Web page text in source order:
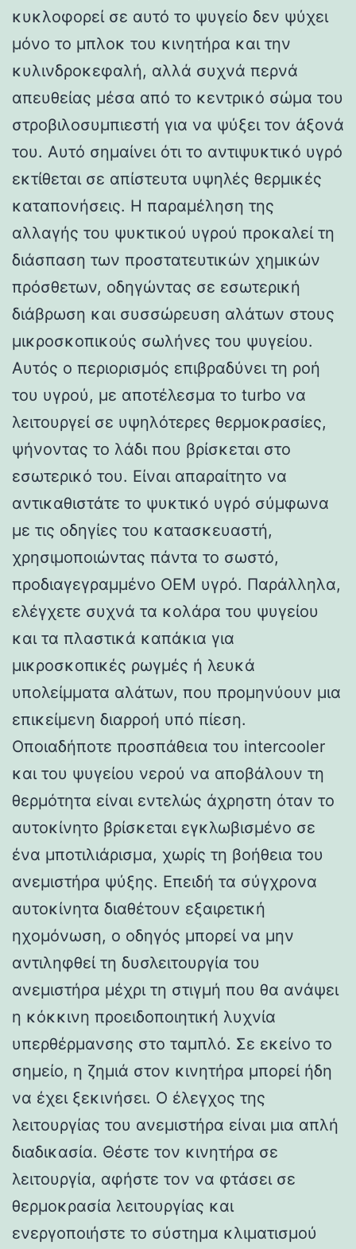
κυκλοφορεί σε αυτό το ψυγείο δεν ψύχει
μόνο το μπλοκ του κινητήρα και την
κυλινδροκεφαλή, αλλά συχνά περνά
απευθείας μέσα από το κεντρικό σώμα του
στροβιλοσυμπιεστή για να ψύξει τον άξονά
του. Αυτό σημαίνει ότι το αντιψυκτικό υγρό
εκτίθεται σε απίστευτα υψηλές θερμικές
καταπονήσεις. Η παραμέληση της
αλλαγής του ψυκτικού υγρού προκαλεί τη
διάσπαση των προστατευτικών χημικών
πρόσθετων, οδηγώντας σε εσωτερική
διάβρωση και συσσώρευση αλάτων στους
μικροσκοπικούς σωλήνες του ψυγείου.
Αυτός ο περιορισμός επιβραδύνει τη ροή
του υγρού, με αποτέλεσμα το turbo να
λειτουργεί σε υψηλότερες θερμοκρασίες,
ψήνοντας το λάδι που βρίσκεται στο
εσωτερικό του. Είναι απαραίτητο να
αντικαθιστάτε το ψυκτικό υγρό σύμφωνα
με τις οδηγίες του κατασκευαστή,
χρησιμοποιώντας πάντα το σωστό,
προδιαγεγραμμένο OEM υγρό. Παράλληλα,
ελέγχετε συχνά τα κολάρα του ψυγείου
και τα πλαστικά καπάκια για
μικροσκοπικές ρωγμές ή λευκά
υπολείμματα αλάτων, που προμηνύουν μια
επικείμενη διαρροή υπό πίεση.
Οποιαδήποτε προσπάθεια του intercooler
και του ψυγείου νερού να αποβάλουν τη
θερμότητα είναι εντελώς άχρηστη όταν το
αυτοκίνητο βρίσκεται εγκλωβισμένο σε
ένα μποτιλιάρισμα, χωρίς τη βοήθεια του
ανεμιστήρα ψύξης. Επειδή τα σύγχρονα
αυτοκίνητα διαθέτουν εξαιρετική
ηχομόνωση, ο οδηγός μπορεί να μην
αντιληφθεί τη δυσλειτουργία του
ανεμιστήρα μέχρι τη στιγμή που θα ανάψει
η κόκκινη προειδοποιητική λυχνία
υπερθέρμανσης στο ταμπλό. Σε εκείνο το
σημείο, η ζημιά στον κινητήρα μπορεί ήδη
να έχει ξεκινήσει. Ο έλεγχος της
λειτουργίας του ανεμιστήρα είναι μια απλή
διαδικασία. Θέστε τον κινητήρα σε
λειτουργία, αφήστε τον να φτάσει σε
θερμοκρασία λειτουργίας και
ενεργοποιήστε το σύστημα κλιματισμού